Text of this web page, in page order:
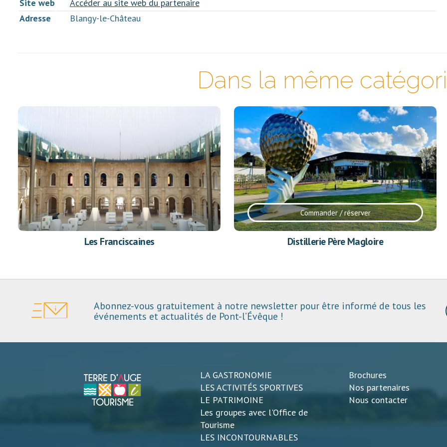
Site web
Accéder au site web du partenaire
Adresse
Blangy-le-Château
Dans la même
Les Franciscaines
Commander / réserver
Distillerie Père Magloire
Abonnez-vous gratuitement à notre newsletter pour être informé de tous les
événements et actualités de Pont-l’Évêque !
LA GASTRONOMIE
LES ACTIVITÉS SPORTIVES
LE PATRIMOINE
Les groupes avec l'Office de
Tourisme
LES INCONTOURNABLES
Brochures
Nos partenaires
Nous contacter